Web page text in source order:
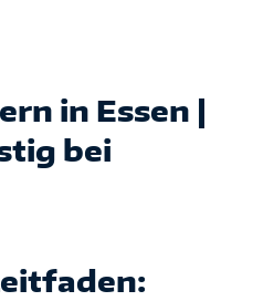
in Essen |
bei